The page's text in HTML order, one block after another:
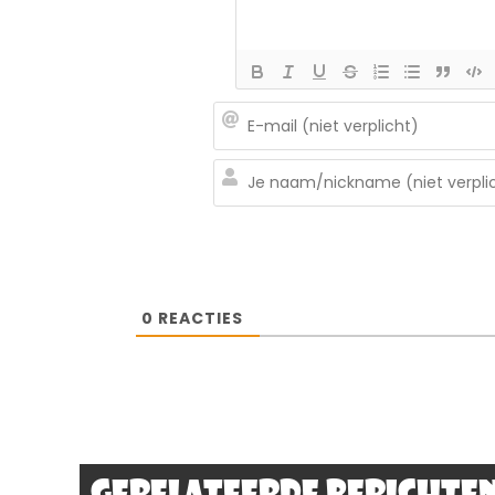
0 REACTIES